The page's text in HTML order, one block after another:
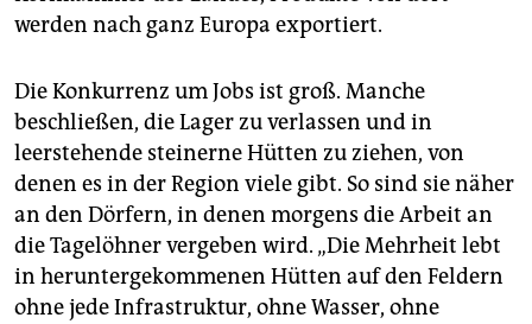
werden nach ganz Europa exportiert.
Die Konkurrenz um Jobs ist groß. Manche
beschließen, die Lager zu verlassen und in
leerstehende steinerne Hütten zu ziehen, von
denen es in der Region viele gibt. So sind sie näher
an den Dörfern, in denen morgens die Arbeit an
die Tagelöhner vergeben wird. „Die Mehrheit lebt
in heruntergekommenen Hütten auf den Feldern
ohne jede Infrastruktur, ohne Wasser, ohne